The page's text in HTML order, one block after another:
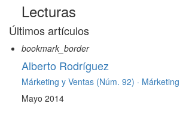
Lecturas
Últimos artículos
bookmark_border
Alberto Rodríguez
Márketing y Ventas (Núm. 92) · Márketing
Mayo 2014